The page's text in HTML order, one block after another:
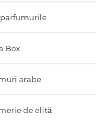
parfumurile
Box
arabe
de elită